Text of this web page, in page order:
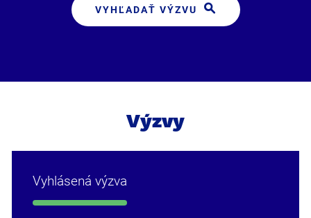
VYHĽADAŤ VÝZVU
Výzvy
Vyhlásená výzva